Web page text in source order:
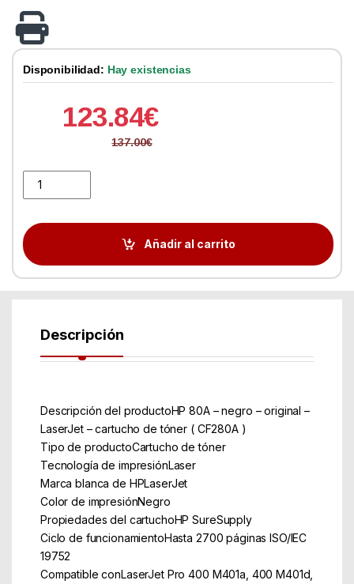
Disponibilidad: Hay existencias
123.84€
137.00€
Añadir al carrito
Descripción
Descripción del productoHP 80A – negro – original –
LaserJet – cartucho de tóner ( CF280A )
Tipo de productoCartucho de tóner
Tecnología de impresiónLaser
Marca blanca de HPLaserJet
Color de impresiónNegro
Propiedades del cartuchoHP SureSupply
Ciclo de funcionamientoHasta 2700 páginas ISO/IEC
19752
Compatible conLaserJet Pro 400 M401a, 400 M401d,